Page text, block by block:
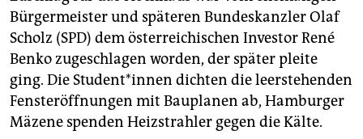
Bürgermeister und späteren Bundeskanzler Olaf
Scholz (SPD) dem österreichischen Investor René
Benko zugeschlagen worden, der später pleite
ging. Die Stu­den­t*in­nen dichten die leerstehenden
Fensteröffnungen mit Bauplanen ab, Hamburger
Mäzene spenden Heizstrahler gegen die Kälte.